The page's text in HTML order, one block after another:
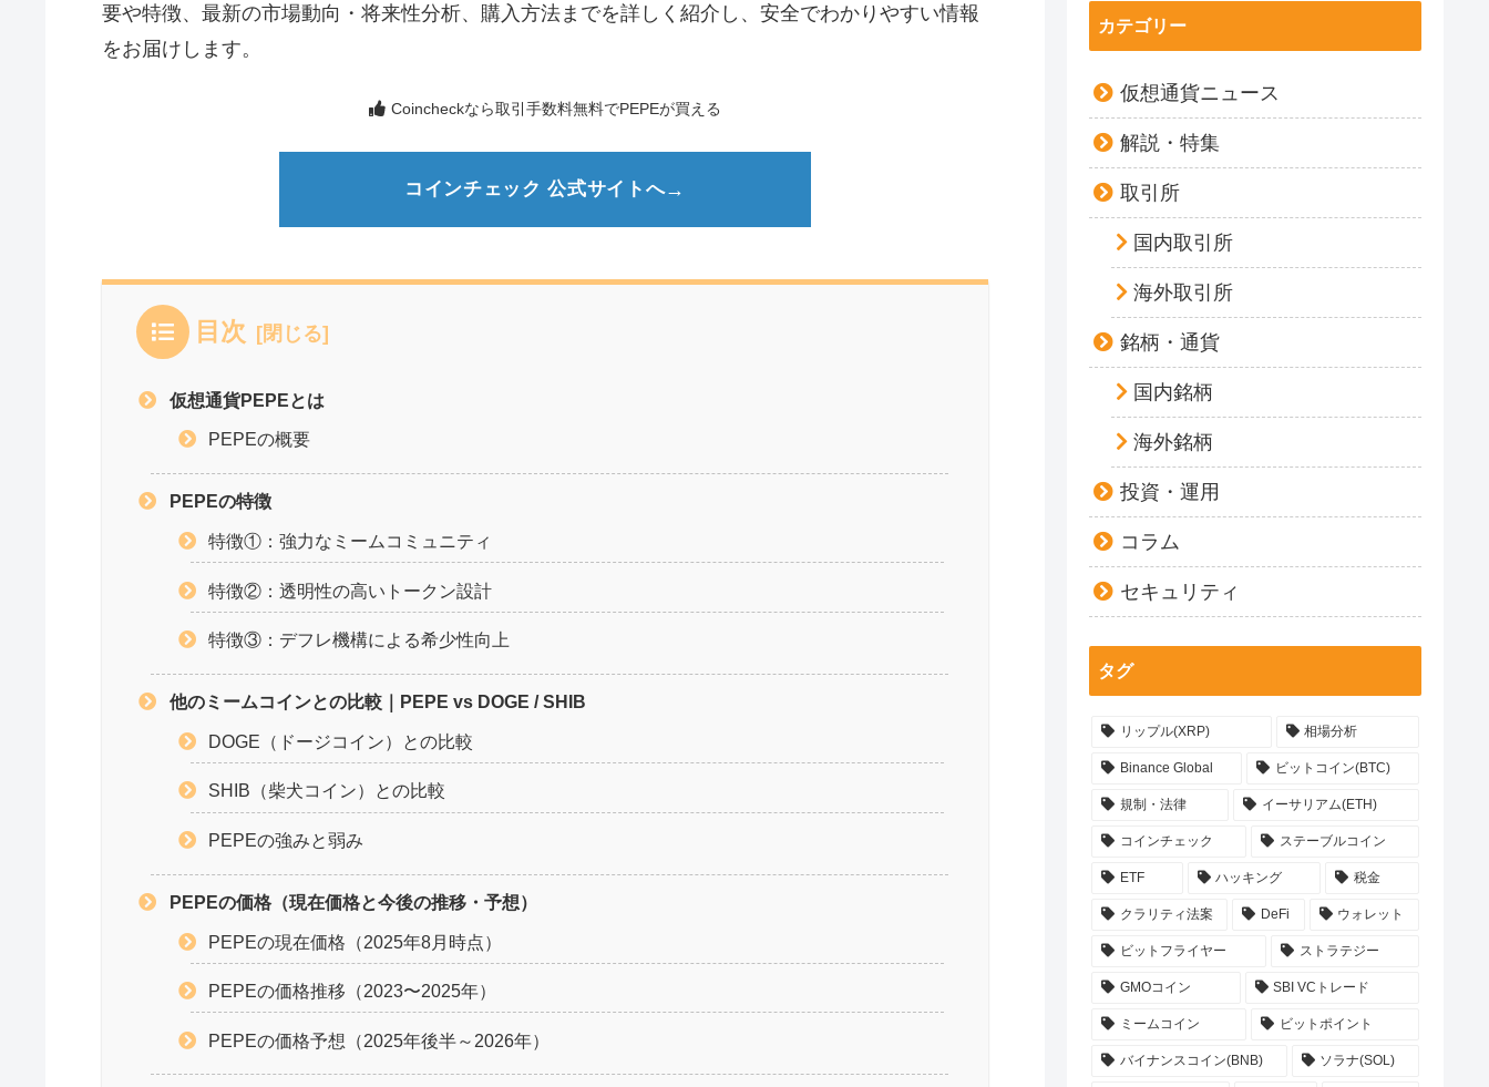
要や特徴、最新の市場動向・将来性分析、購入方法までを詳しく紹介し、安全でわかりやすい情報
をお届けします。
Coincheckなら取引手数料無料でPEPEが買える
コインチェック 公式サイトへ
目次
仮想通貨PEPEとは
PEPEの概要
PEPEの特徴
特徴①：強力なミームコミュニティ
特徴②：透明性の高いトークン設計
特徴③：デフレ機構による希少性向上
他のミームコインとの比較｜PEPE vs DOGE / SHIB
DOGE（ドージコイン）との比較
SHIB（柴犬コイン）との比較
PEPEの強みと弱み
PEPEの価格（現在価格と今後の推移・予想）
PEPEの現在価格（2025年8月時点）
PEPEの価格推移（2023〜2025年）
PEPEの価格予想（2025年後半～2026年）
カテゴリー
仮想通貨ニュース
解説・特集
取引所
国内取引所
海外取引所
銘柄・通貨
国内銘柄
海外銘柄
投資・運用
コラム
セキュリティ
タグ
リップル(XRP) 相場分析
Binance Global ビットコイン(BTC)
規制・法律 イーサリアム(ETH)
コインチェック ステーブルコイン
ETF ハッキング 税金
クラリティ法案 DeFi ウォレット
ビットフライヤー ストラテジー
GMOコイン SBI VCトレード
ミームコイン ビットポイント
バイナンスコイン(BNB) ソラナ(SOL)